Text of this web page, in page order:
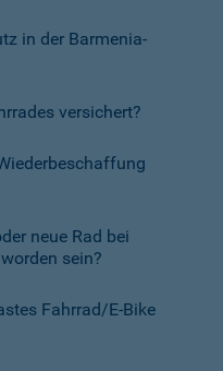
in der Barmenia-
versichert?
neue Rad bei
sein?
Fahrrad/E-Bike